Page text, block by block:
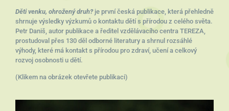
Děti venku, ohrožený druh?je první česká publikace, která přehledně
shrnuje výsledky výzkumů o kontaktu dětí s přírodou z celého světa.
Petr Daniš, autor publikace a ředitel vzdělávacího centra TEREZA,
prostudoval přes 130 děl odborné literatury a shrnul rozsáhlé
výhody, které má kontakt s přírodou pro zdraví, učení a celkový
rozvoj osobnosti u dětí.
(Klikem na obrázek otevřete publikaci)